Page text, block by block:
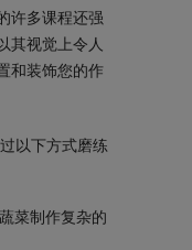
许多课程还强
其视觉上令人
和装饰您的作
以下方式磨练
菜制作复杂的